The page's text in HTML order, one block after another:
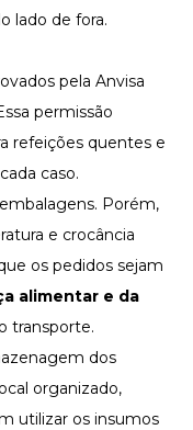
lado de fora.
pela Anvisa
permissão
refeições quentes e
caso.
Porém,
e crocância
os pedidos sejam
alimentar e da
transporte.
dos
organizado,
utilizar os insumos